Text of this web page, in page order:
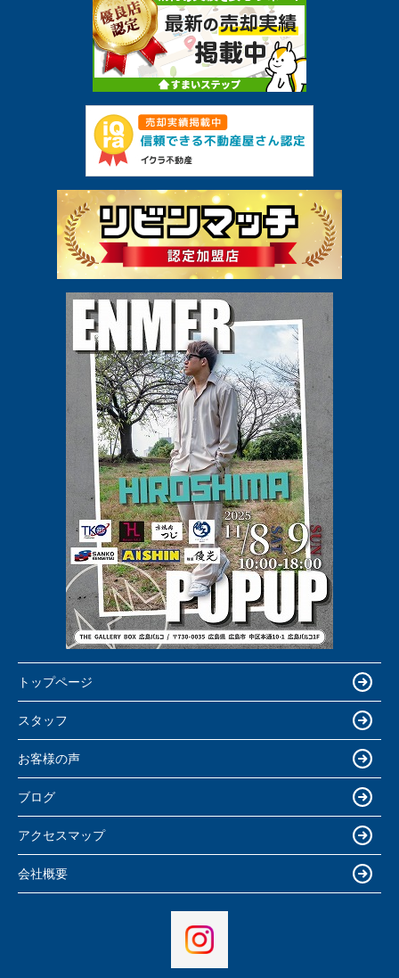
トップページ
スタッフ
お客様の声
ブログ
アクセスマップ
会社概要